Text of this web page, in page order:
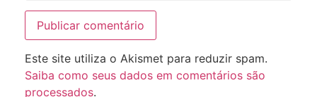
Este site utiliza o Akismet para reduzir spam.
Saiba como seus dados em comentários são
processados.